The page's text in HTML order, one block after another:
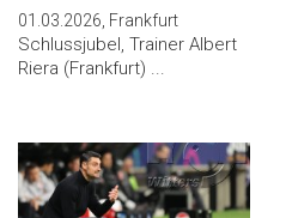
01.03.2026, Frankfurt
Schlussjubel, Trainer Albert
Riera (Frankfurt) ...